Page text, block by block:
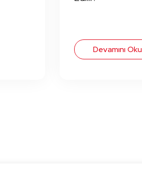
Devamını Oku